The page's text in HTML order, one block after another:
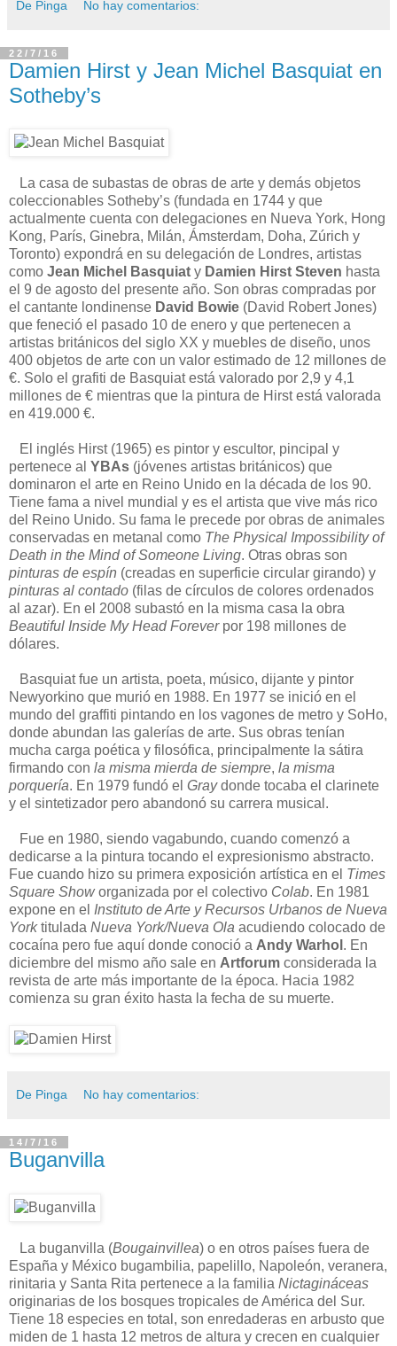
De Pinga No hay comentarios:
22/7/16
Damien Hirst y Jean Michel Basquiat en
Sotheby’s
La casa de subastas de obras de arte y demás objetos
coleccionables Sotheby’s (fundada en 1744 y que
actualmente cuenta con delegaciones en Nueva York, Hong
Kong, París, Ginebra, Milán, Ámsterdam, Doha, Zúrich y
Toronto) expondrá en su delegación de Londres, artistas
como Jean Michel Basquiat y Damien Hirst Steven hasta
el 9 de agosto del presente año. Son obras compradas por
el cantante londinense David Bowie (David Robert Jones)
que feneció el pasado 10 de enero y que pertenecen a
artistas británicos del siglo XX y muebles de diseño, unos
400 objetos de arte con un valor estimado de 12 millones de
€. Solo el grafiti de Basquiat está valorado por 2,9 y 4,1
millones de € mientras que la pintura de Hirst está valorada
en 419.000 €.
El inglés Hirst (1965) es pintor y escultor, pincipal y
pertenece al YBAs (jóvenes artistas británicos) que
dominaron el arte en Reino Unido en la década de los 90.
Tiene fama a nivel mundial y es el artista que vive más rico
del Reino Unido. Su fama le precede por obras de animales
conservadas en metanal como The Physical Impossibility of
Death in the Mind of Someone Living. Otras obras son
pinturas de espín (creadas en superficie circular girando) y
pinturas al contado (filas de círculos de colores ordenados
al azar). En el 2008 subastó en la misma casa la obra
Beautiful Inside My Head Foreverpor 198 millones de
dólares.
Basquiat fue un artista, poeta, músico, dijante y pintor
Newyorkino que murió en 1988. En 1977 se inició en el
mundo del graffiti pintando en los vagones de metro y SoHo,
donde abundan las galerías de arte. Sus obras tenían
mucha carga poética y filosófica, principalmente la sátira
firmando con la misma mierda de siempre, la misma
porquería. En 1979 fundó el Graydonde tocaba el clarinete
y el sintetizador pero abandonó su carrera musical.
Fue en 1980, siendo vagabundo, cuando comenzó a
dedicarse a la pintura tocando el expresionismo abstracto.
Fue cuando hizo su primera exposición artística en el Times
Square Showorganizada por el colectivo Colab. En 1981
expone en el Instituto de Arte y Recursos Urbanos de Nueva
Yorktitulada Nueva York/Nueva Ola acudiendo colocado de
cocaína pero fue aquí donde conoció a Andy Warhol . En
diciembre del mismo año sale en Artforum considerada la
revista de arte más importante de la época. Hacia 1982
comienza su gran éxito hasta la fecha de su muerte.
De Pinga No hay comentarios:
14/7/16
Buganvilla
La buganvilla (Bougainvillea) o en otros países fuera de
España y México bugambilia, papelillo, Napoleón, veranera,
rinitaria y Santa Rita pertenece a la familia Nictagináceas
originarias de los bosques tropicales de América del Sur.
Tiene 18 especies en total, son enredaderas en arbusto que
miden de 1 hasta 12 metros de altura y crecen en cualquier